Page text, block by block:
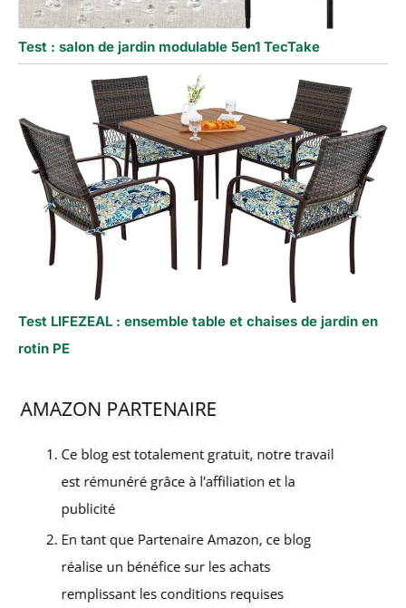
Test : salon de jardin modulable 5en1 TecTake
Test LIFEZEAL : ensemble table et chaises de jardin en
rotin PE